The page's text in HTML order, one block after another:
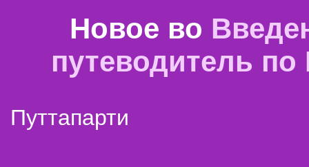
Новое во
путеводитель
Путтапарти